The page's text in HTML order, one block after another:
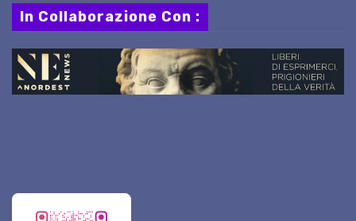
In Collaborazione Con :